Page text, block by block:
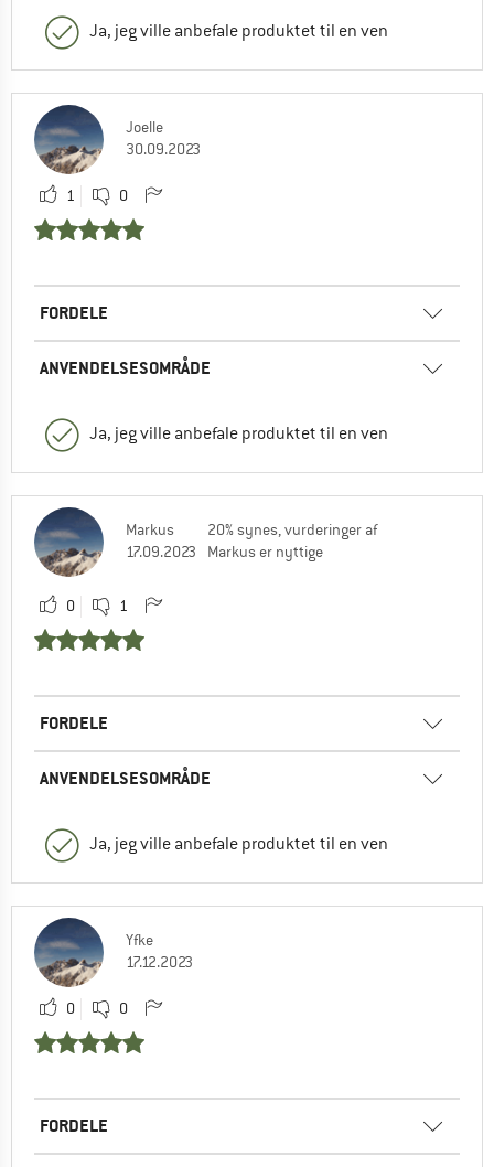
Ja, jeg ville anbefale produktet til en ven
Joelle
30.09.2023
1 0
FORDELE
ANVENDELSESOMRÅDE
Ja, jeg ville anbefale produktet til en ven
Markus
17.09.2023
20% synes, vurderinger af
Markus er nyttige
0 1
FORDELE
ANVENDELSESOMRÅDE
Ja, jeg ville anbefale produktet til en ven
Yfke
17.12.2023
0 0
FORDELE